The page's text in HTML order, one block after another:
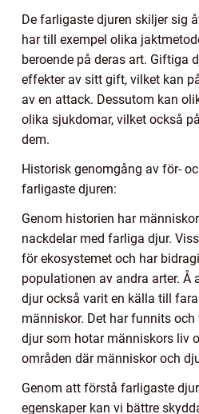
De farligaste djuren skiljer sig
har till exempel olika
beroende på deras art. Giftiga
effekter av sitt gift, vilket kan
av en attack. Dessutom kan
olika sjukdomar, vilket också
dem.
Historisk genomgång av för-
farligaste djuren:
Genom historien har
nackdelar med farliga djur.
för ekosystemet och har
populationen av andra arter. Å
djur också varit en källa till
människor. Det har funnits
djur som hotar människors liv
områden där människor och
Genom att förstå farligaste
egenskaper kan vi bättre